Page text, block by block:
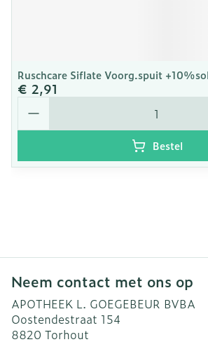
Ruschcare Siflate Voorg.spuit
€ 2,91
Aantal
Bestel
Neem contact met ons op
APOTHEEK L. GOEGEBEUR BVBA
Oostendestraat 154
8820 Torhout